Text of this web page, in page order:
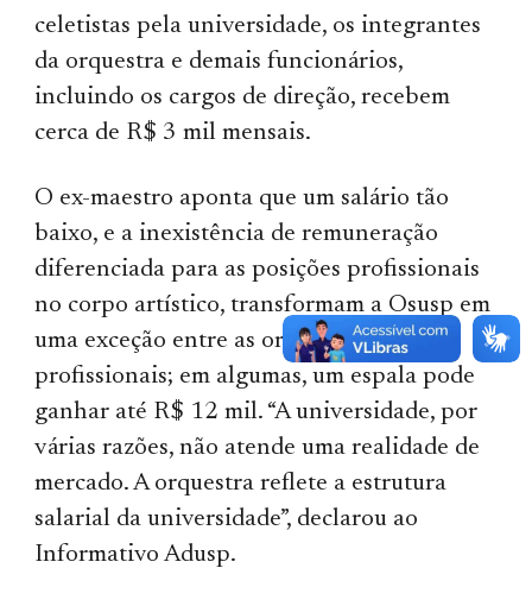
celetistas pela universidade, os integrantes
da orquestra e demais funcionários,
incluindo os cargos de direção, recebem
cerca de R$ 3 mil mensais.
O ex-maestro aponta que um salário tão
baixo, e a inexistência de remuneração
diferenciada para as posições profissionais
no corpo artístico, transformam a Osusp em
uma exceção entre as orquestras
profissionais; em algumas, um espala pode
ganhar até R$ 12 mil. “A universidade, por
várias razões, não atende uma realidade de
mercado. A orquestra reflete a estrutura
salarial da universidade”, declarou ao
Informativo Adusp.